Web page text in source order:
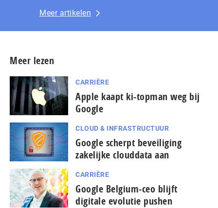
Meer artikelen
Meer lezen
CARRIÈRE
Apple kaapt ki-topman weg bij
Google
CLOUD & INFRASTRUCTUUR
Google scherpt beveiliging
zakelijke clouddata aan
CARRIÈRE
Google Belgium-ceo blijft
digitale evolutie pushen